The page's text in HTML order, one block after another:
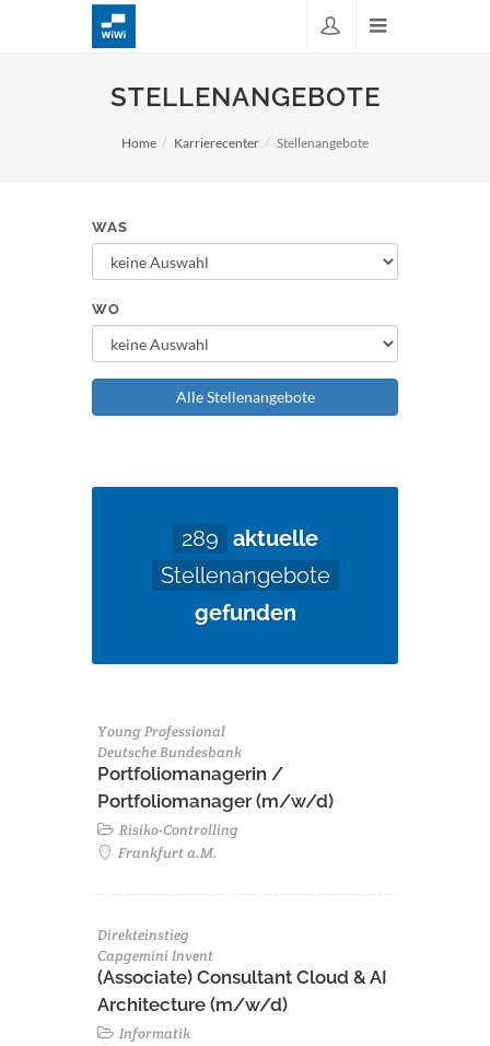
STELLENANGEBOTE
Home Karrierecenter Stellenangebote
WAS
WO
Alle Stellenangebote
289 aktuelle
Stellenangebote
gefunden
Young Professional
Deutsche Bundesbank
Portfoliomanagerin /
Portfoliomanager (m/w/d)
Risiko-Controlling
Frankfurt a.M.
Direkteinstieg
Capgemini Invent
(Associate) Consultant Cloud & AI
Architecture (m/w/d)​ ​
Informatik